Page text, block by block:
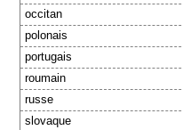
occitan
polonais
portugais
roumain
russe
slovaque